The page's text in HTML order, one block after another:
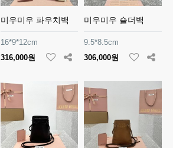
미우미우 파우치백
16*9*12cm
316,000원
미우미우 숄더백
9.5*8.5cm
306,000원